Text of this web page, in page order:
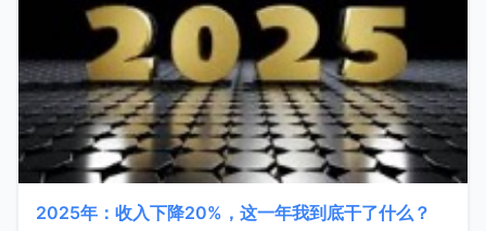
2025年：收入下降20%，这一年我到底干了什么？